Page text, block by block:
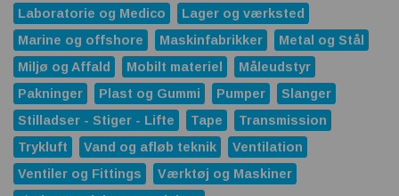
Laboratorie og Medico
Lager og værksted
Marine og offshore
Maskinfabrikker
Metal og Stål
Miljø og Affald
Mobilt materiel
Måleudstyr
Pakninger
Plast og Gummi Pumper
Slanger
Stilladser - Stiger - Lifte
Tape
Transmission
Trykluft
Vand og afløb teknik
Ventilation
Ventiler og Fittings
Værktøj og Maskiner